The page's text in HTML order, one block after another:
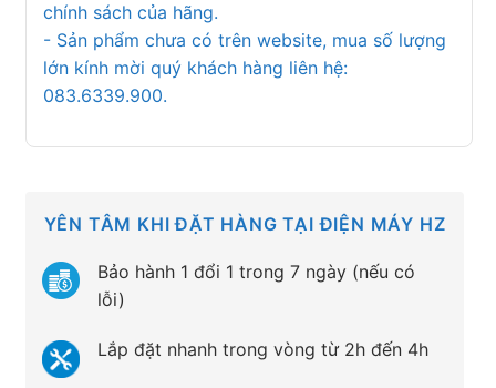
chính sách của hãng.
- Sản phẩm chưa có trên website, mua số lượng
lớn kính mời quý khách hàng liên hệ:
083.6339.900.
YÊN TÂM KHI ĐẶT HÀNG TẠI ĐIỆN MÁY HZ
Bảo hành 1 đổi 1 trong 7 ngày (nếu có
lỗi)
Lắp đặt nhanh trong vòng từ 2h đến 4h